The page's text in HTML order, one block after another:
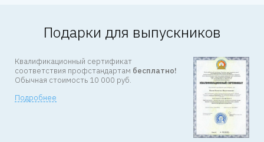
Подарки для выпускников
Квалификационный сертификат
соответствия профстандартам бесплатно!
Обычная стоимость 10 000 руб.
Подробнее